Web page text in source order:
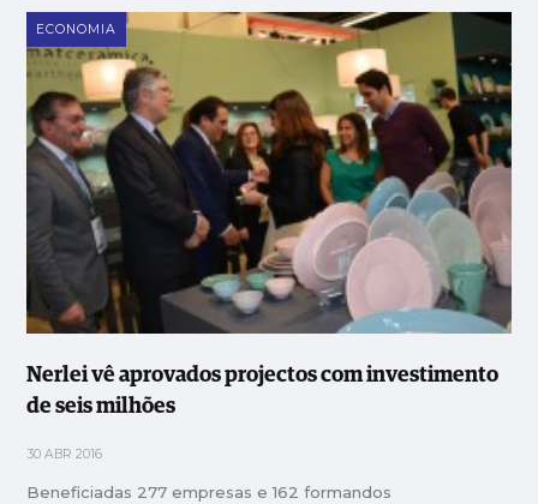
ECONOMIA
Nerlei vê aprovados projectos com investimento
de seis milhões
30 ABR 2016
Beneficiadas 277 empresas e 162 formandos